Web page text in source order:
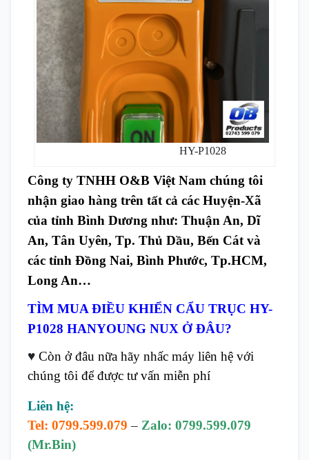
HY-P1028
Công ty TNHH O&B Việt Nam chúng tôi
nhận giao hàng trên tất cả các Huyện-Xã
của tỉnh Bình Dương như: Thuận An, Dĩ
An, Tân Uyên, Tp. Thủ Dầu, Bến Cát và
các tỉnh Đồng Nai, Bình Phước, Tp.HCM,
Long An…
TÌM MUA ĐIỀU KHIỂN CẨU TRỤC HY-
P1028 HANYOUNG NUX Ở ĐÂU?
♥ Còn ở đâu nữa hãy nhấc máy liên hệ với
chúng tôi để được tư vấn miễn phí
Liên hệ:
Tel: 0799.599.079 – Zalo: 0799.599.079
(Mr.Bin)